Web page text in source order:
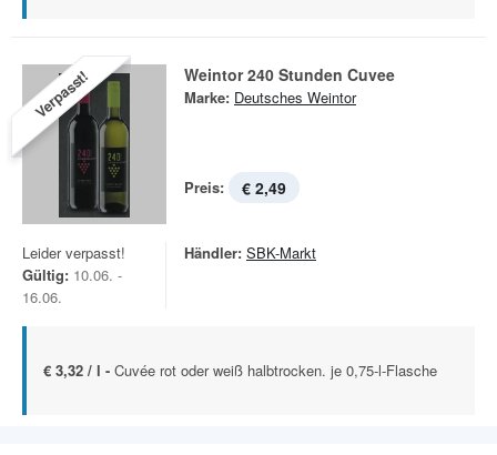
Verpasst! Weintor 240 Stunden Cuvee
Marke: Deutsches Weintor
Preis: € 2,49
Leider verpasst!
Gültig: 10.06. -
16.06.
Händler: SBK-Markt
€ 3,32 / l - Cuvée rot oder weiß halbtrocken. je 0,75-l-Flasche